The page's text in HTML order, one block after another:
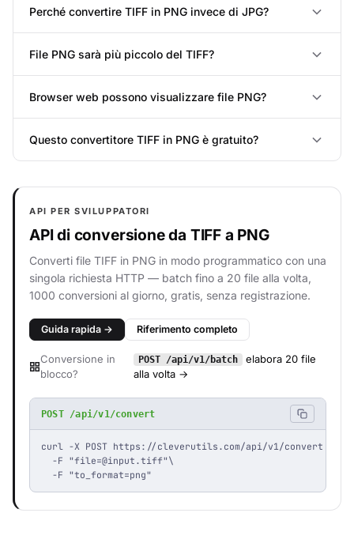
Perché convertire TIFF in PNG invece di JPG?
File PNG sarà più piccolo del TIFF?
Browser web possono visualizzare file PNG?
Questo convertitore TIFF in PNG è gratuito?
API PER SVILUPPATORI
API di conversione da TIFF a PNG
Converti file TIFF in PNG in modo programmatico con una
singola richiesta HTTP — batch fino a 20 file alla volta,
1000 conversioni al giorno, gratis, senza registrazione.
Guida rapida → Riferimento completo
Conversione in
blocco?
POST /api/v1/batch
elabora 20 file
alla volta →
POST /api/v1/convert
curl -X POST https://cleverutils.com/api/v1/convert \
  -F "
file=@input.tiff"\
  -F "to_format=png"